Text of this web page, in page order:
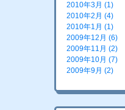
2010年3月 (1)
2010年2月 (4)
2010年1月 (1)
2009年12月 (6)
2009年11月 (2)
2009年10月 (7)
2009年9月 (2)